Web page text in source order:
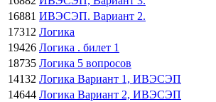
16881 ИВЭСЭП. Вариант 2.
17312 Логика
19426 Логика . билет 1
18735 Логика 5 вопросов
14132 Логика Вариант 1, ИВЭСЭП
14644 Логика Вариант 2, ИВЭСЭП